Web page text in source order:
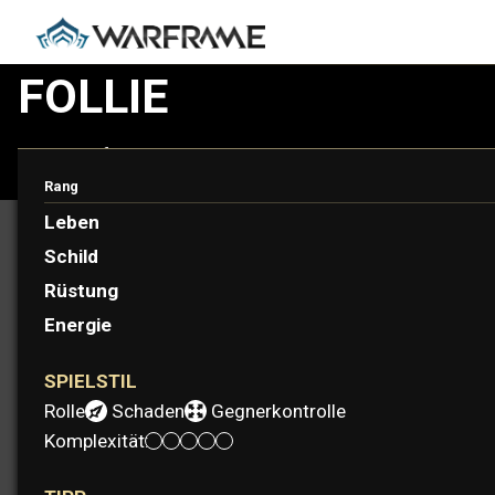
FOLLIE
Follie, der fröhliche und makabre Schattenmacher,
Tricks.
Rang
Leben
Schild
Rüstung
Energie
SPIELSTIL
Rolle:
Schaden
Gegnerkontrolle
Komplexität: